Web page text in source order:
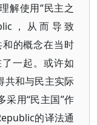
解使用“民主之
，从而导致
的概念在当时
一起。或许如
共和与民主实际
采用“民主国”作
的译法通